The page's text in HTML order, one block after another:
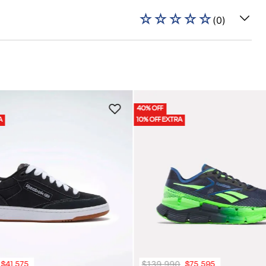
☆☆☆☆☆(0)
$41.575
40% OFF
10% OFF EXTRA
$139.990 $75.595